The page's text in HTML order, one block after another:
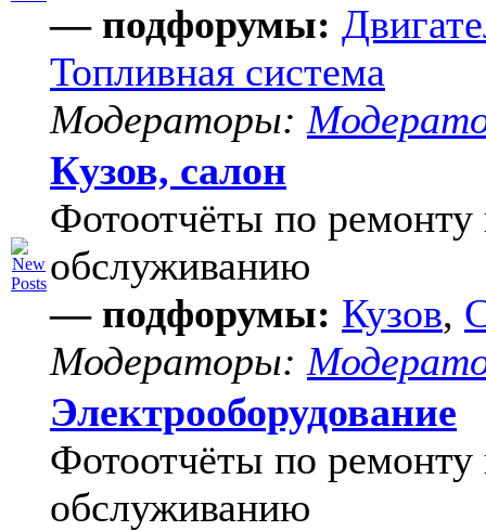
— подфорумы:
Топливная система
Модераторы:
Кузов, салон
Фотоотчёты по ремонту
обслуживанию
— подфорумы: Кузов,
Модераторы:
Электрооборудование
Фотоотчёты по ремонту
обслуживанию